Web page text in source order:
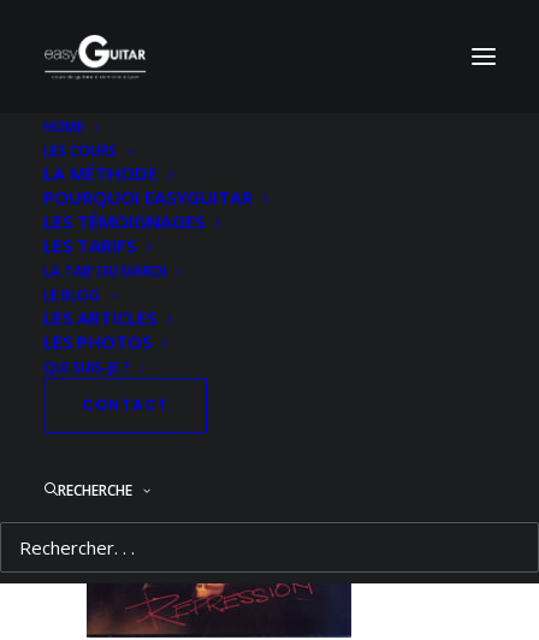
HOME
LES COURS
LA MÉTHODE
POURQUOI EASYGUITAR
LES TÉMOIGNAGES
LES TARIFS
LA TAB’ DU MARDI
LE BLOG
LES ARTICLES
LES PHOTOS
QUI SUIS-JE ?
CONTACT
RECHERCHE
Accueil Electrique Niveau 3